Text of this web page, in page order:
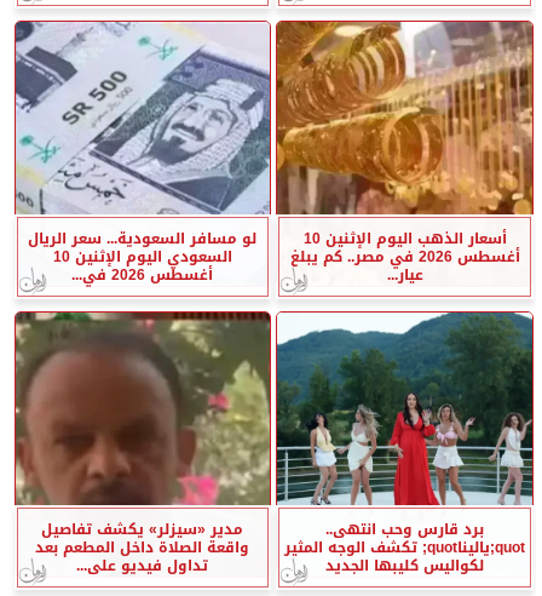
أسعار الذهب اليوم الإثنين 10
أغسطس 2026 في مصر.. كم يبلغ
عيار...
لو مسافر السعودية... سعر الريال
السعودي اليوم الإثنين 10
أغسطس 2026 في...
برد قارس وحب انتهى..
quot;ياليناquot; تكشف الوجه المثير
لكواليس كليبها الجديد
مدير «سيزلر» يكشف تفاصيل
واقعة الصلاة داخل المطعم بعد
تداول فيديو على...